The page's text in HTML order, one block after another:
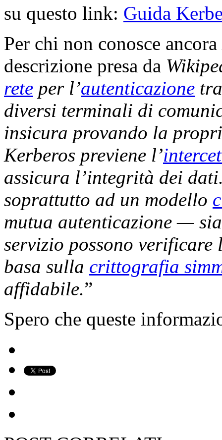
su questo link: Guida
Per chi non conosce ancora
descrizione presa da
rete per l’autenticazione
diversi terminali di
insicura provando la
Kerberos previene l’
assicura l’integrità dei
soprattutto ad un modello
mutua autenticazione —
servizio possono
basa sulla crittografia
affidabile.”
Spero che queste